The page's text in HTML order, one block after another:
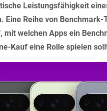
Leistungsfähigkeit
Eine Reihe von
mit welchen Apps ein
Kauf eine Rolle spielen